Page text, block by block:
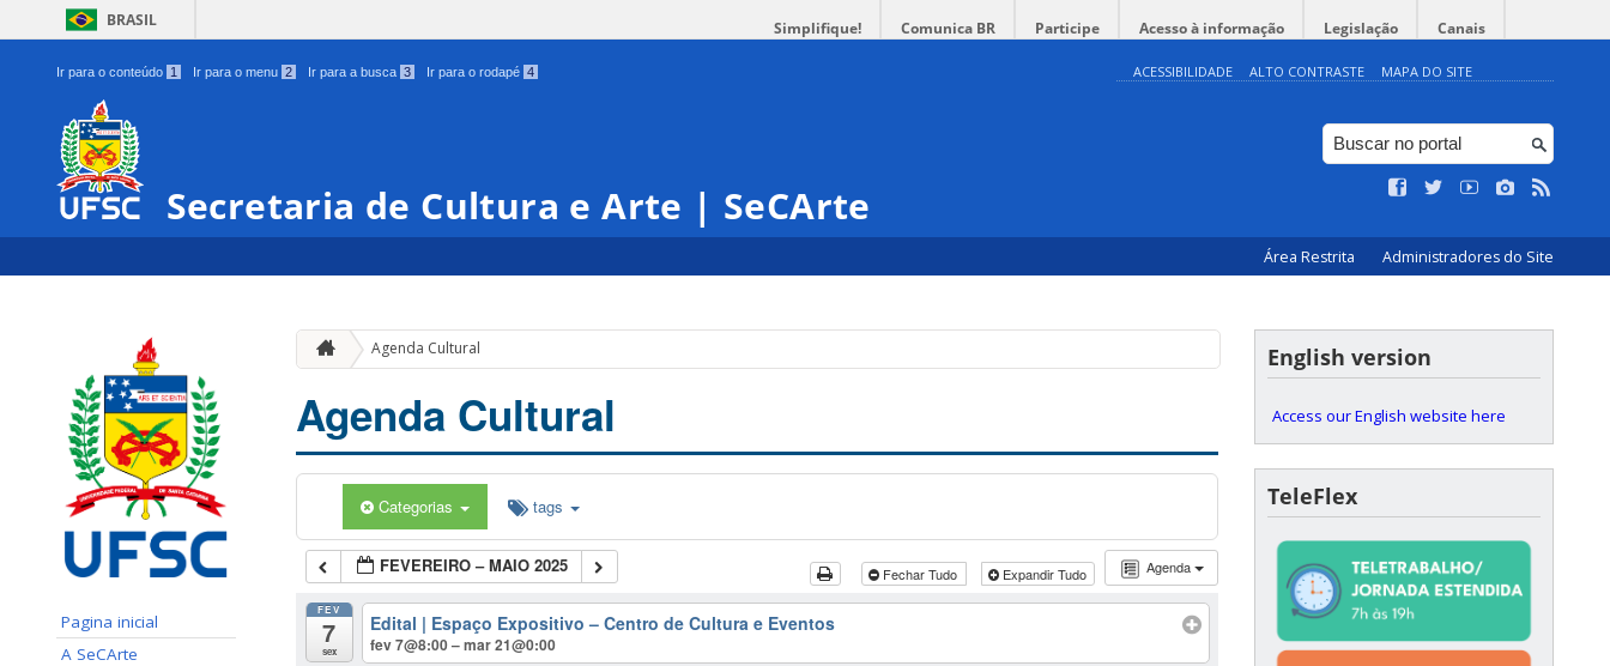
BRASIL Simplifique! Comunica BR Participe Acesso à informação Legislação Canais
Ir para o conteúdo 1 Ir para o menu 2 Ir para a busca 3 Ir para o rodapé 4 ACESSIBILIDADE ALTO CONTRASTE MAPA DO SITE
Secretaria de Cultura e Arte | SeCArte
Área Restrita Administradores do Site
Pagina inicial
A SeCArte
Agenda Cultural
Agenda Cultural
Categorias tags
Agenda
FEVEREIRO – MAIO 2025 Fechar Tudo Expandir Tudo
FEV
7
sex
Edital | Espaço Expositivo – Centro de Cultura e Eventos
fev 7@8:00 – mar 21@0:00
English version
Access our English website here
TeleFlex